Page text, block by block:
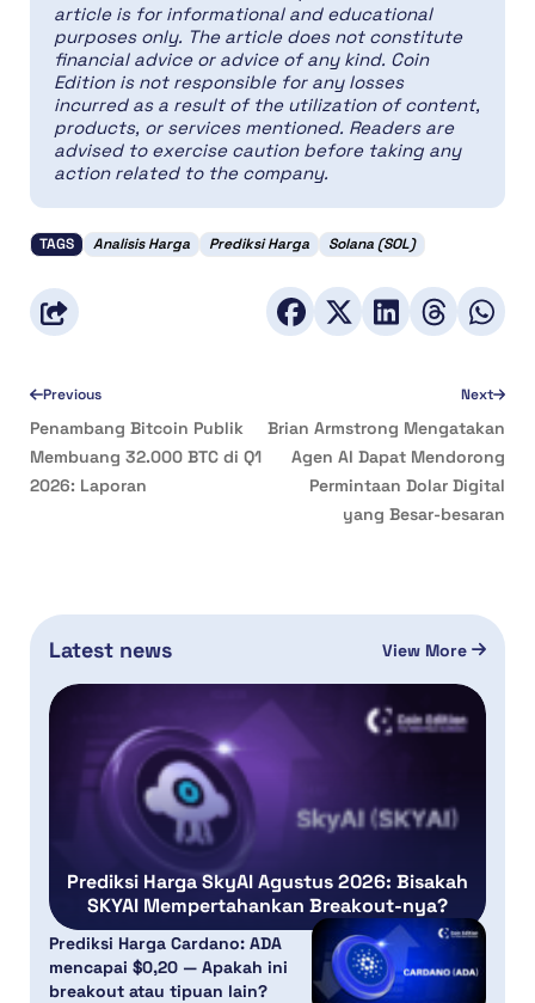
article is for informational and educational
purposes only. The article does not constitute
financial advice or advice of any kind. Coin
Edition is not responsible for any losses
incurred as a result of the utilization of content,
products, or services mentioned. Readers are
advised to exercise caution before taking any
action related to the company.
TAGS Analisis Harga Prediksi Harga Solana (SOL)
Previous
Penambang Bitcoin Publik
Membuang 32.000 BTC di Q1
2026: Laporan
Next
Brian Armstrong Mengatakan
Agen AI Dapat Mendorong
Permintaan Dolar Digital
yang Besar-besaran
Latest news View More
Prediksi Harga SkyAI Agustus 2026: Bisakah
SKYAI Mempertahankan Breakout-nya?
Prediksi Harga Cardano: ADA
mencapai $0,20 — Apakah ini
breakout atau tipuan lain?